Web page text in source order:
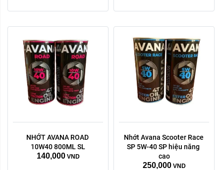
NHỚT AVANA ROAD
10W40 800ML SL
140,000 VND
Nhớt Avana Scooter Race
SP 5W-40 SP hiệu năng
cao
250,000 VND